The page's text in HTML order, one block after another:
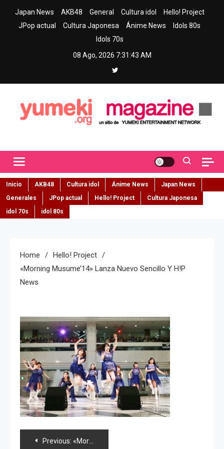
Japan News AKB48 General Cultura idol
Hello! Project
JPop actual
Cultura Japonesa Ánime News
Idols 80s
Idols 70s
08 Ago, 2026 7:31:44 AM
Inicio AKB48 Cultura idol Ánime News
Japan News
Generales
JPop actual Hello! Project
Cultura Japonesa
idol 70s
idol 80s
Home
Hello! Project
«Morning Musume’14» Lanza Nuevo Sencillo Y H!P
News
Navegación
Previous: «Morning Musume’14» lanza nuevo sencillo y H!P news